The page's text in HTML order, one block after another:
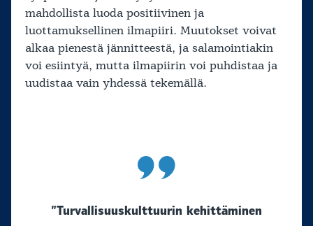
mahdollista luoda positiivinen ja
luottamuksellinen ilmapiiri. Muutokset voivat
alkaa pienestä jännitteestä, ja salamointiakin
voi esiintyä, mutta ilmapiirin voi puhdistaa ja
uudistaa vain yhdessä tekemällä.
”Turvallisuuskulttuurin kehittäminen